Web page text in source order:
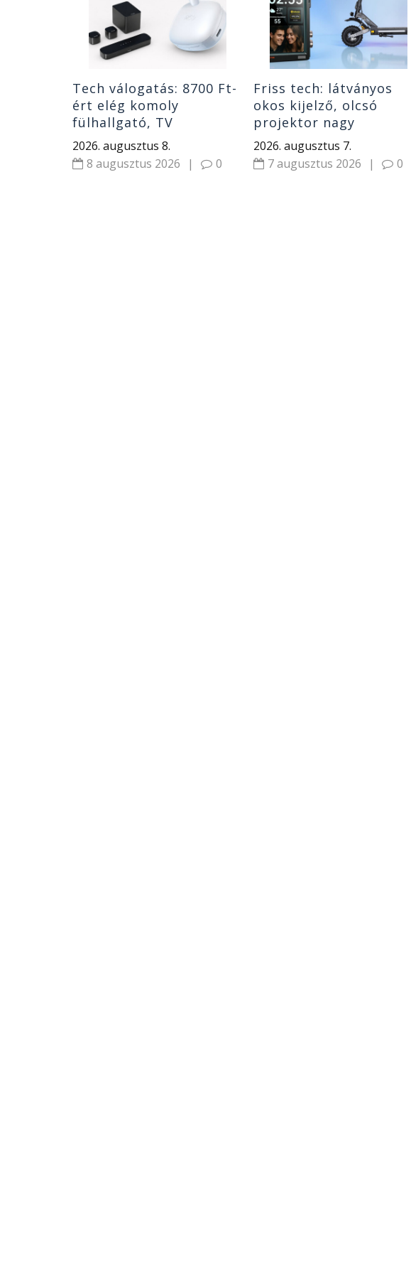
Tech válogatás: 8700 Ft-
ért elég komoly
fülhallgató, TV
hangrendszer minimális
pénzért és 2000 W-os
elektromos motor
2026. augusztus 8.
8 augusztus 2026
| 0
Friss tech: látványos
okos kijelző, olcsó
projektor nagy
fényerővel, izmos roller,
Xiaomi hírek
2026. augusztus 7.
7 augusztus 2026
| 0